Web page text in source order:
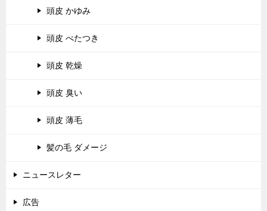
頭皮 かゆみ
頭皮 べたつき
頭皮 乾燥
頭皮 臭い
頭皮 薄毛
髪の毛 ダメージ
ニュースレター
広告